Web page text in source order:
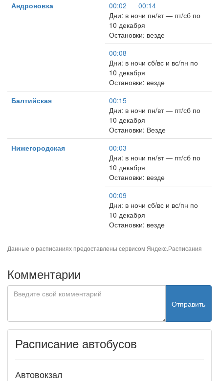
Андроновка
00:02
00:14
Дни: в ночи пн/вт — пт/сб по
10 декабря
Остановки: везде
00:08
Дни: в ночи сб/вс и вс/пн по
10 декабря
Остановки: везде
Балтийская
00:15
Дни: в ночи пн/вт — пт/сб по
10 декабря
Остановки: Везде
Нижегородская
00:03
Дни: в ночи пн/вт — пт/сб по
10 декабря
Остановки: везде
00:09
Дни: в ночи сб/вс и вс/пн по
10 декабря
Остановки: везде
Данные о расписаниях предоставлены сервисом Яндекс.Расписания
Комментарии
Отправить
Расписание автобусов
Автовокзал